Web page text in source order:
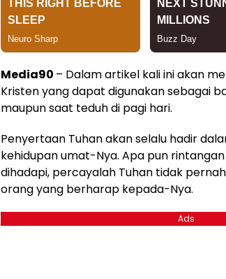
Media90 – Dalam artikel kali ini akan
Kristen yang dapat digunakan sebagai
maupun saat teduh di pagi hari.
Penyertaan Tuhan akan selalu hadir
kehidupan umat-Nya. Apa pun
dihadapi, percayalah Tuhan tidak
orang yang berharap kepada-Nya.
Ads